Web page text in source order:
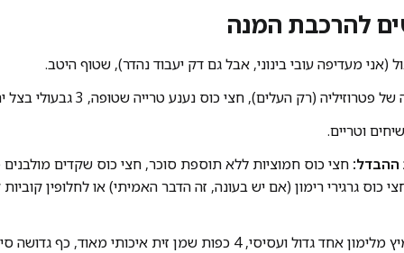
להרכבת המנה
פטרוזיליה (רק העלים), חצי כוס נענע טרייה שטופה, 3 גבעולי בצל ירוק.
ההבדל: חצי כוס חמוציות ללא תוספת סוכר, חצי כוס שקדים מולבנים
גרגירי רימון (אם יש בעונה, זה הדבר האמיתי) או לחלופין
מיץ מלימון אחד גדול ועסיסי, 4 כפות שמן זית איכותי